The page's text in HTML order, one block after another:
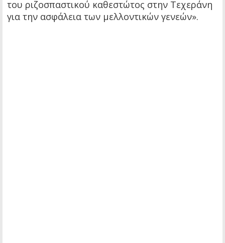
του ριζοσπαστικού καθεστώτος στην Τεχεράνη
για την ασφάλεια των μελλοντικών γενεών».